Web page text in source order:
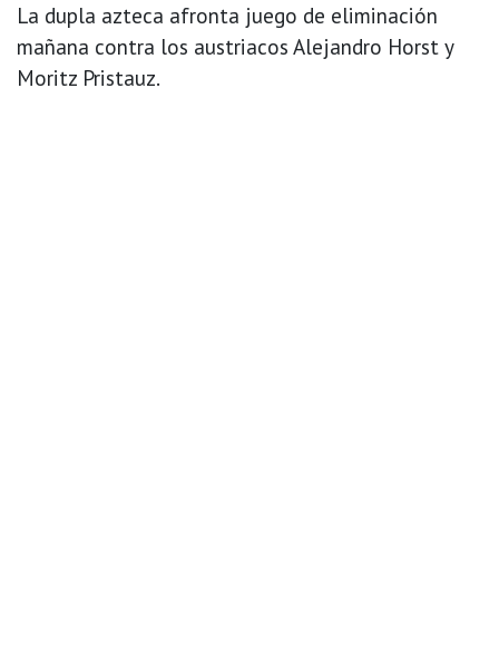
La dupla azteca afronta juego de eliminación
mañana contra los austriacos Alejandro Horst y
Moritz Pristauz.